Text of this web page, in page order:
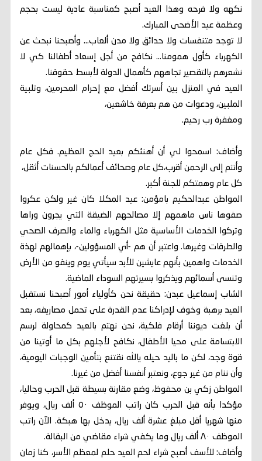
نكهه ولا فرحه وهذا العيد أصبح كمناسبة عادية ليست بحجم
وعظمة عيد الأضحى المبارك.
لا توجد متنفسات ولا حدائق ولا مدن ألعاب... وأصبحنا نبحث عن
الكهرباء كأول همومنا... نكافح من أجل إسعاد أطفالنا كي لا
نشعرهم بالتقصير تجاههم كأهمال الدولة لأبسط حقوقنا.
العيد في المنزل بين أسرتك أفضل مع إحرام المحرمين، وتلبية
الملبين، ودعوات من هم بعرفة خاشعين،
ومغفرة رب رحيم.
وأضاف: اسمحوا لي أن أهنئكم بعيد الحج العظيم. فكل عام
وأنتم إلى الرحمن أقرب،كل عام وصحائف أعمالكم بالحسنات أثقل،
كل عام وهمتكم للجنة أكبر.
المواطن عبدالحكيم بامؤمن: عيد المكلا كان غير ولكن عكروا
صفوها ناس ماهمهم إلا مصالحهم الضيقة التي يجرون وراها
وتركوا الخدمات الأساسية مثل الكهرباء والماء والصرف الصحي
والطرقات وغيرها. واعتبر أن هم -أي المسؤولين-، بإهمالهم لهذة
الخدمات واهمين بأنهم عايشين للأبد سيأتي يوم وينفو من الأرض
وتنسى أسمائهم ويذكروا بسيرتهم السوداء الماضية.
الشاب إسماعيل عبدن: حقيقة نحن كأولياء أمور أصبحنا نستقبل
العيد برهبة وخوف لإدراكنا عدم القدرة على تحمل مصاريفه، بعد
أن بلغت ديوننا أرقام فلكية، نحن نهتم بالعيد كمحاولة لرسم
الابتسامة على محيا الأطفال، نكافح لأجلهم بكل ما أوتينا من
قوة وجد، لكن ما باليد حيله يالله نقتنع بتأمين الوجبات اليومية،
وأن ننام من غير جوع، ونعتبر أنفسنا أفضل من غيرنا.
المواطن زكي بن محفوظ، وضع مقارنة بسيطة قبل الحرب وحاليا،
مؤكدا بأنه قبل الحرب كان راتب الموظف ٥٠ ألف ريال، ويوفر
منها شهريا أقل مبلغ عشرة ألف ريال، يدخل بها هبكة. الآن راتب
الموظف ٨٠ ألف ريال وما يكفي شراء مقاضي من البقالة.
وأضاف: للأسف أصبح شراء لحم العيد حلم لمعظم الأسر، كنا زمان